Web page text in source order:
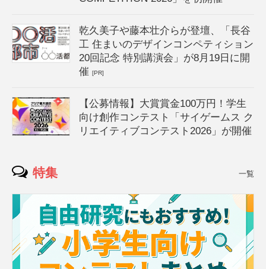
乾久美子や藤本壮介らが登壇、「長谷
工 住まいのデザインコンペティション
20回記念 特別講演会」が8月19日に開
催[PR]
【公募情報】大賞賞金100万円！学生
向け創作コンテスト「サイゲームス ク
リエイティブコンテスト2026」が開催
特集 一覧